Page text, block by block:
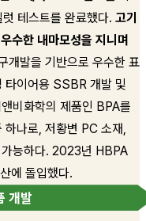
테스트를 완료했다. 고기
수한 내마모성을 지니며
개발을 기반으로 우수한 표
타이어용 SSBR 개발 및
비화학의 제품인 BPA를
하나로, 저황변 PC 소재,
능하다. 2023년 HBPA
에 돌입했다.
개발